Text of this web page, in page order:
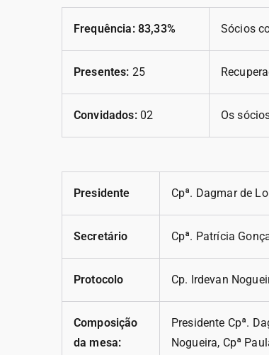
Frequência: 83,33% Sócios
Presentes: 25
Convidados:02 Os
Presidente Cpª. Dagmar de
Secretário Cpª. Patrícia
Protocolo Cp. Irdevan
Composição
da mesa:
Presidente Cpª.
Nogueira, Cpª